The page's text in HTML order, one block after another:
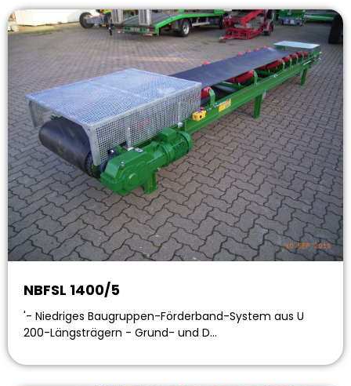
NBFSL 1400/5
'- Niedriges Baugruppen-Förderband-System aus U
200-Längsträgern - Grund- und D…